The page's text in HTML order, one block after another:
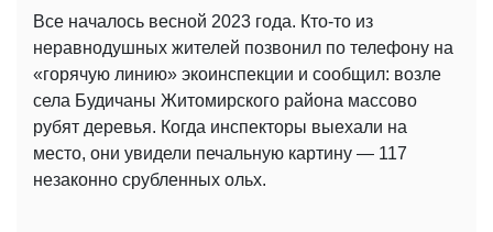
Все началось весной 2023 года. Кто-то из
неравнодушных жителей позвонил по телефону на
«горячую линию» экоинспекции и сообщил: возле
села Будичаны Житомирского района массово
рубят деревья. Когда инспекторы выехали на
место, они увидели печальную картину — 117
незаконно срубленных ольх.